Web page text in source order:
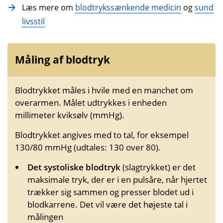
Læs mere om blodtryks­sænkende medicin ogsund
livsstil
Måling af blod­tryk
Blod­trykket måles i hvile med en manchet om
overarmen. Målet udtrykkes i enheden
millimeter kvik­sølv (mmHg).
Blodtrykket angives med to tal, for eksempel
130/80 mmHg (udtales: 130 over 80).
Det systoliske blodtryk(slag­trykket) er det
maksimale tryk, der er i en pulsåre, når hjertet
trækker sig sammen og presser blodet ud i
blod­karrene. Det vil være det højeste tal i
målingen